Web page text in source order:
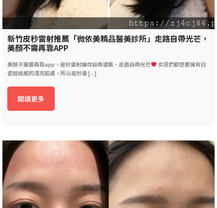
新竹皮秒雷射推薦「微依美精品醫美診所」走路自帶光芒，
美顏不需再靠APP
美顏不需要再靠app，皮秒雷射讓你自帶濾鏡，走路自帶光芒
女孩們都想要擁有白
瓷娃娃般的漂亮肌膚，所以皮秒雷 [...]
閱讀更多